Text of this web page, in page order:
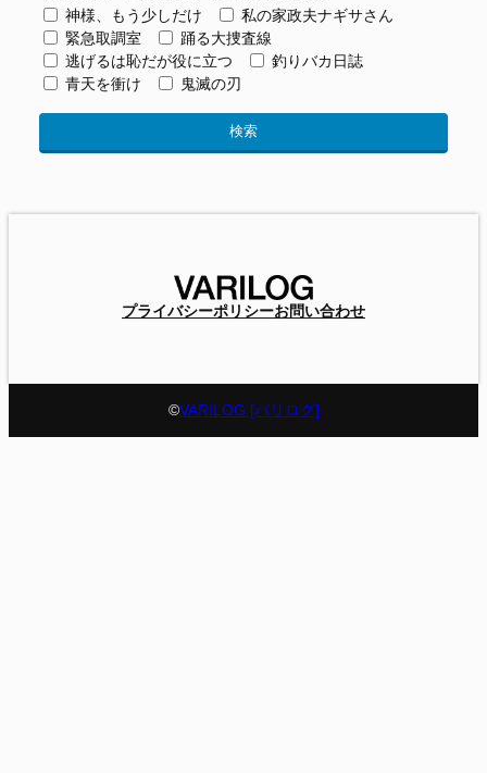
神様、もう少しだけ
私の家政夫ナギサさん
緊急取調室
踊る大捜査線
逃げるは恥だが役に立つ
釣りバカ日誌
青天を衝け
鬼滅の刃
プライバシーポリシーお問い合わせ
©VARILOG [バリログ]